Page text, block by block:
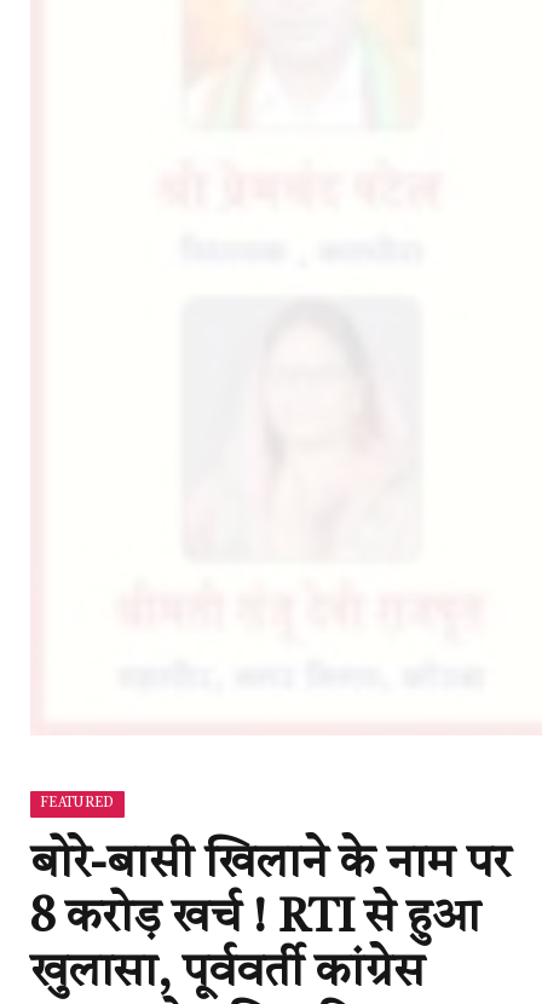
FEATURED
बोरे-बासी खिलाने के नाम पर
8 करोड़ खर्च ! RTI से हुआ
खुलासा, पूर्ववर्ती कांग्रेस